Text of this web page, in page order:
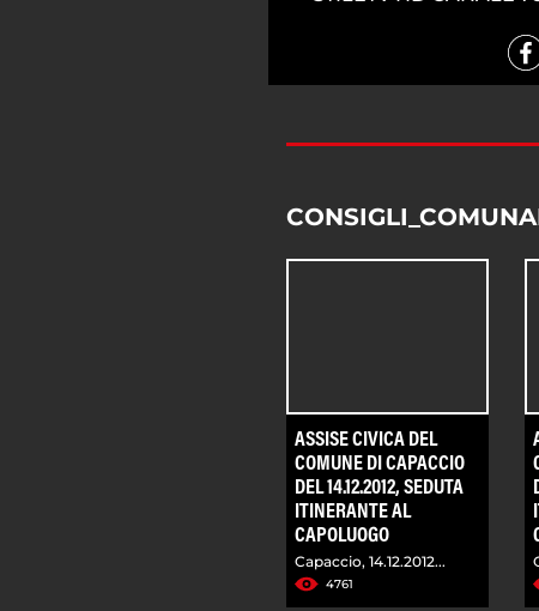
ASSISE CIVICA DEL
COMUNE DI CAPACCIO
DEL 14.12.2012, SEDUTA
ITINERANTE AL
CAPOLUOGO
Capaccio, 14.12.2012...
4761